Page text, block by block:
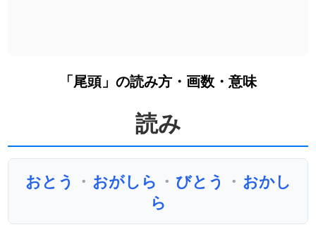
「尾頭」の読み方・画数・意味
読み
おとう ・ おがしら ・ びとう ・ おかし
ら